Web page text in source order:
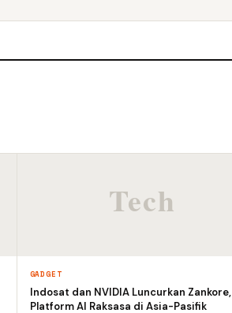
GADGET
Indosat dan NVIDIA Luncurkan Zankore,
Platform AI Raksasa di Asia-Pasifik